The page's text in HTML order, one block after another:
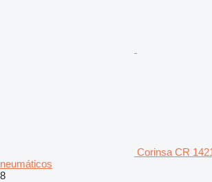
Corinsa CR
neumáticos
8